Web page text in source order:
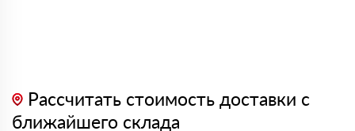
Рассчитать стоимость доставки с
ближайшего склада